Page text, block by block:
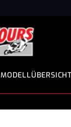
MODELLÜBERSICHT